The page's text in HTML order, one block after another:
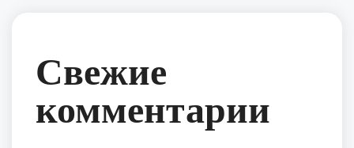
Свежие
комментарии